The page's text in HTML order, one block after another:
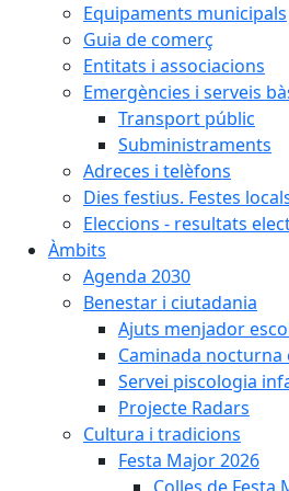
Equipaments municipals
Guia de comerç
Entitats i associacions
Emergències i serveis
Transport públic
Subministraments
Adreces i telèfons
Dies festius. Festes
Eleccions - resultats
Àmbits
Agenda 2030
Benestar i ciutadania
Ajuts menjador
Caminada
Servei piscologia
Projecte Radars
Cultura i tradicions
Festa Major 2026